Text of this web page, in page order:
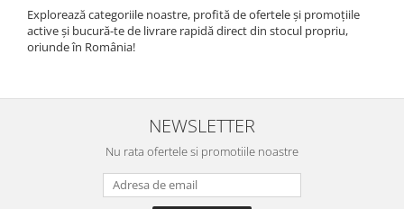
Explorează categoriile noastre, profită de ofertele și promoțiile
active și bucură-te de livrare rapidă direct din stocul propriu,
oriunde în România!
NEWSLETTER
Nu rata ofertele si promotiile noastre